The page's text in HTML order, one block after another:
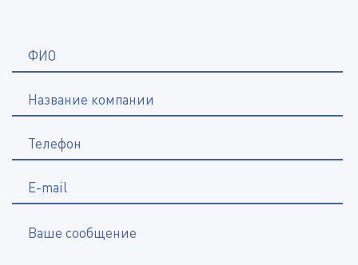
ФИО
Название компании
Телефон
E-mail
Ваше сообщение